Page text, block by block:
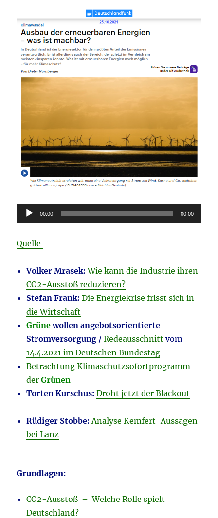
Audio-
Player
00:00 00:00
Quelle
Volker Mrasek: Wie kann die Industrie ihren
CO2-Ausstoß reduzieren?
Stefan Frank: Die Energiekrise frisst sich in
die Wirtschaft
Grünewollen angebotsorientierte
Stromversorgung / Redeausschnitt vom
14.4.2021 im Deutschen Bundestag
Betrachtung Klimaschutzsofortprogramm
derGrünen
Torten Kurschus: Droht jetzt der Blackout
Rüdiger Stobbe: Analyse Kemfert-Aussagen
bei Lanz
Grundlagen:
CO2-Ausstoß – Welche Rolle spielt
Deutschland?